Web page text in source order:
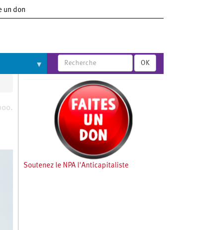
un don
OK
Soutenez le NPA l'Anticapitaliste